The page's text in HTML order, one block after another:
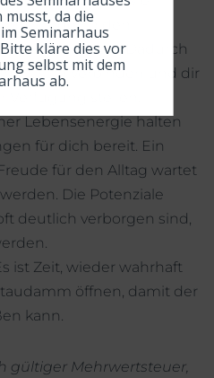
wieder in den
Bewusstsein. Dadurch
sich verbinden und dir
Verfügung stellen.
Lebensenergie halten
für dich bereit. Ein
für den Alltag wartet
Die Potenziale
deutlich verborgen sind,
ist Zeit, wieder wahrhaft
öffnen, damit der
kann.
gültiger Mehrwertsteuer,
musst, da die
Seminarhaus
kläre dies vor
selbst mit dem
ab.